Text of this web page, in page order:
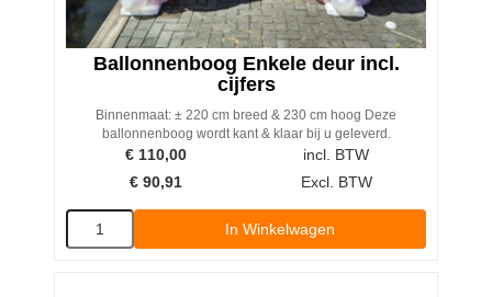
Ballonnenboog Enkele deur incl.
cijfers
Binnenmaat: ± 220 cm breed & 230 cm hoog Deze
ballonnenboog wordt kant & klaar bij u geleverd.
€ 110,00
incl. BTW
€ 90,91 Excl. BTW
In Winkelwagen